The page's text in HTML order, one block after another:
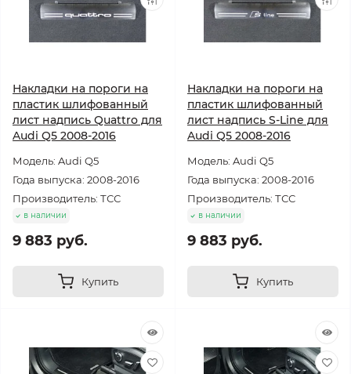
Накладки на пороги на
пластик шлифованный
лист надпись Quattro для
Audi Q5 2008-2016
Модель: Audi Q5
Года выпуска: 2008-2016
Производитель: ТСС
в наличии
9 883 руб.
Купить
Накладки на пороги на
пластик шлифованный
лист надпись S-Line для
Audi Q5 2008-2016
Модель: Audi Q5
Года выпуска: 2008-2016
Производитель: ТСС
в наличии
9 883 руб.
Купить